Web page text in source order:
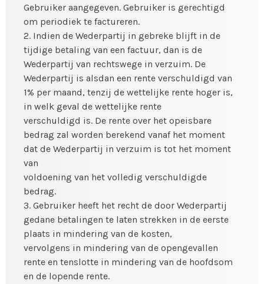
Gebruiker aangegeven. Gebruiker is gerechtigd
om periodiek te factureren.
2. Indien de Wederpartij in gebreke blijft in de
tijdige betaling van een factuur, dan is de
Wederpartij van rechtswege in verzuim. De
Wederpartij is alsdan een rente verschuldigd van
1% per maand, tenzij de wettelijke rente hoger is,
in welk geval de wettelijke rente
verschuldigd is. De rente over het opeisbare
bedrag zal worden berekend vanaf het moment
dat de Wederpartij in verzuim is tot het moment
van
voldoening van het volledig verschuldigde
bedrag.
3. Gebruiker heeft het recht de door Wederpartij
gedane betalingen te laten strekken in de eerste
plaats in mindering van de kosten,
vervolgens in mindering van de opengevallen
rente en tenslotte in mindering van de hoofdsom
en de lopende rente.